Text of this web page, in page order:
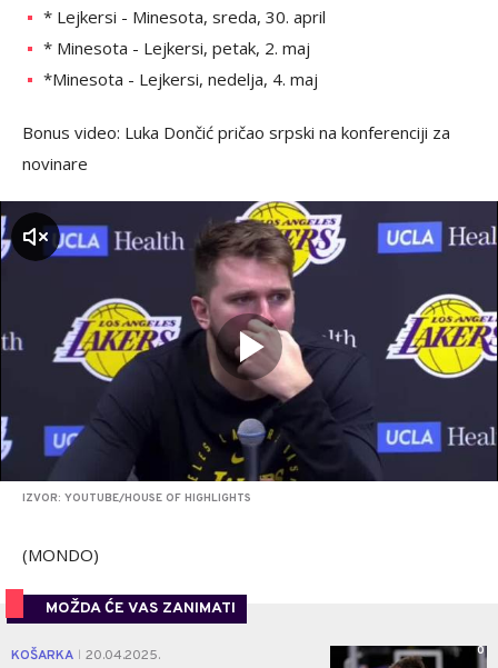
* Lejkersi - Minesota, sreda, 30. april
* Minesota - Lejkersi, petak, 2. maj
*Minesota - Lejkersi, nedelja, 4. maj
Bonus video: Luka Dončić pričao srpski na konferenciji za
novinare
IZVOR: YOUTUBE/HOUSE OF HIGHLIGHTS
(MONDO)
MOŽDA ĆE VAS ZANIMATI
KOŠARKA 20.04.2025. 0